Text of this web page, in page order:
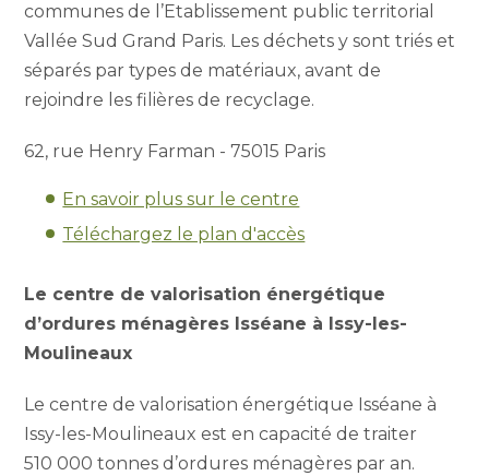
communes de l’Etablissement public territorial
Vallée Sud Grand Paris. Les déchets y sont triés et
séparés par types de matériaux, avant de
rejoindre les filières de recyclage.
62, rue Henry Farman - 75015 Paris
En savoir plus sur le centre
Téléchargez le plan d'accès
Le centre de valorisation énergétique
d’ordures ménagères Isséane à Issy-les-
Moulineaux
Le centre de valorisation énergétique Isséane à
Issy-les-Moulineaux est en capacité de traiter
510 000 tonnes d’ordures ménagères par an.